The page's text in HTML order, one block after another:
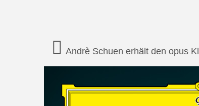
Andrè Schuen erhält den opus